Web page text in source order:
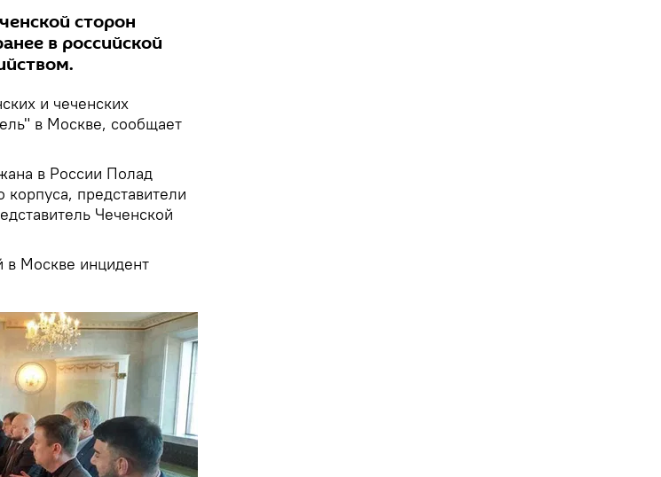
сторон
в российской
и чеченских
в Москве, сообщает
в России Полад
представители
Чеченской
Москве инцидент